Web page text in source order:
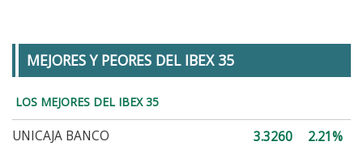
MEJORES Y PEORES DEL IBEX 35
LOS MEJORES DEL IBEX 35
UNICAJA BANCO 3.3260
2.21%